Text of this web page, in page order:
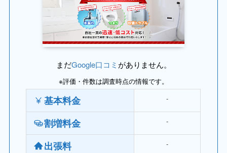
まだGoogle口コミ がありません。
※評価・件数は調査時点の情報です。
基本料金 ‐
割増料金 ‐
出張料 ‐